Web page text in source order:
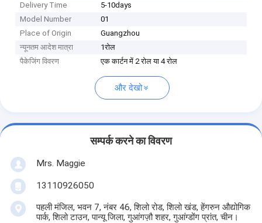
Delivery Time
5-10days
Model Number
01
Place of Origin
Guangzhou
न्यूनतम आदेश मात्रा
1रोल
पैकेजिंग विवरण
एक कार्टन में 2 रोल या 4 रोल
और देखो
सम्पर्क करने का विवरण
Mrs. Maggie
13110926050
पहली मंजिल, भवन 7, नंबर 46, शिलो रोड, शिलो खंड, हेंगरुन औद्योगिक
पार्क, शिलो टाउन, पान्यू जिला, गुआंगज़ौ शहर, गुआंग्डोंग प्रांत, चीन।